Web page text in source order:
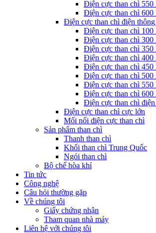
Điện cực than chì 550
Điện cực than chì 600
Điện cực than chì điện
Điện cực than chì 100
Điện cực than chì 300
Điện cực than chì 350
Điện cực than chì 400
Điện cực than chì 450
Điện cực than chì 500
Điện cực than chì 550
Điện cực than chì 600
Điện cực than chì
Điện cực than chì cực lớn
Mối nối điện cực than chì
Sản phẩm than chì
Thanh than chì
Khối than chì Trung Quốc
Ngói than chì
Bộ chế hòa khí
Tin tức
Công nghệ
Câu hỏi thường gặp
Về chúng tôi
Giấy chứng nhận
Tham quan nhà máy
Liên hệ với chúng tôi